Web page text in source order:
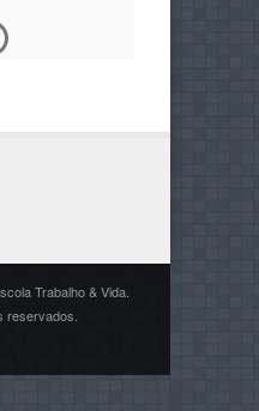
Trabalho & Vida.
reservados.